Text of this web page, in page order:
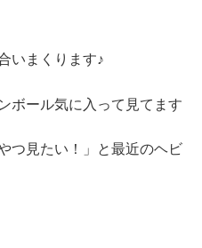
いまくります♪
ボール気に入って見てます
つ見たい！」と最近のヘビ